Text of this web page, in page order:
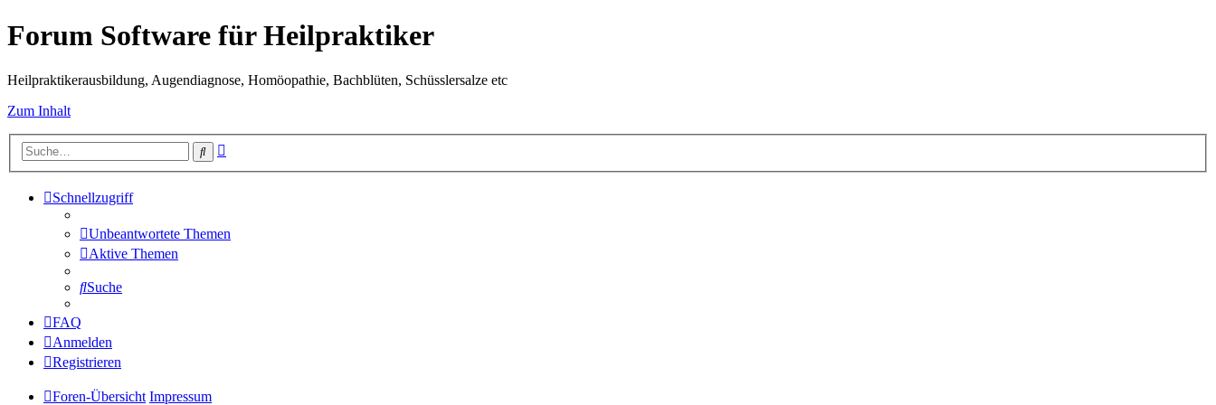
Forum Software für Heilpraktiker
Heilpraktikerausbildung, Augendiagnose, Homöopathie, Bachblüten, Schüsslersalze etc
Zum Inhalt
Suche
Schnellzugriff
Unbeantwortete Themen
Aktive Themen
Suche
FAQ
Anmelden
Registrieren
Foren-Übersicht Impressum